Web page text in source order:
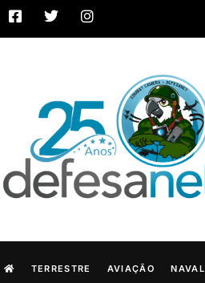
TERRESTRE AVIAÇÃO NAVAL